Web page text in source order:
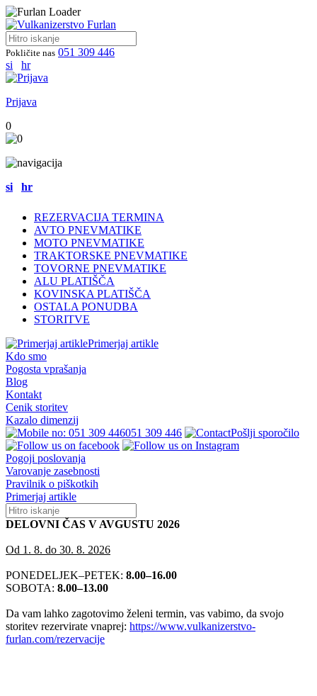
Pokličite nas 051 309 446
si
hr
Prijava
0
si hr
REZERVACIJA TERMINA
AVTO PNEVMATIKE
MOTO PNEVMATIKE
TRAKTORSKE PNEVMATIKE
TOVORNE PNEVMATIKE
ALU PLATIŠČA
KOVINSKA PLATIŠČA
OSTALA PONUDBA
STORITVE
Primerjaj artikle
Kdo smo
Pogosta vprašanja
Blog
Kontakt
Cenik storitev
Kazalo dimenzij
051 309 446
Pošlji sporočilo
Pogoji poslovanja
Varovanje zasebnosti
Pravilnik o piškotkih
Primerjaj artikle
DELOVNI ČAS V AVGUSTU 2026
Od 1. 8. do 30. 8. 2026
PONEDELJEK–PETEK: 8.00–16.00
SOBOTA: 8.00–13.00
Da vam lahko zagotovimo želeni termin, vas vabimo, da svojo
storitev rezervirate vnaprej: https://www.vulkanizerstvo-
furlan.com/rezervacije